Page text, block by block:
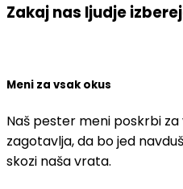
Zakaj nas ljudje
Meni za vsak okus
Naš pester meni poskrbi
zagotavlja, da bo jed
skozi naša vrata.